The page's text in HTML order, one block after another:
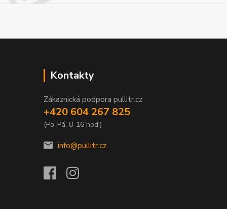
Kontakty
Zákaznická podpora pullitr.cz
+420 604 267 825
(Po-Pá, 8-16 hod.)
info@pullitr.cz